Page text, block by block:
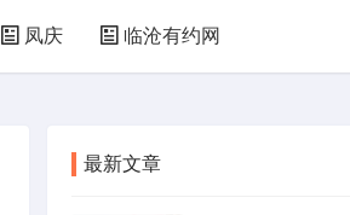
凤庆 临沧有约网
最新文章